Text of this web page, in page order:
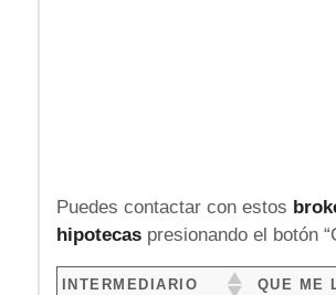
Puedes contactar con estos
hipotecaspresionando el botón
INTERMEDIARIO
QUE ME